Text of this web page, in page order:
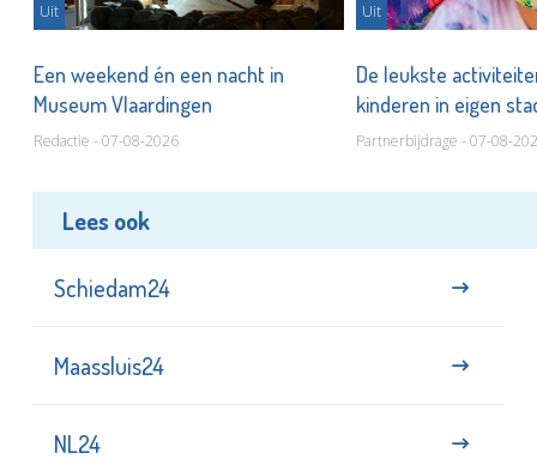
Uit
Een weekend én een nacht in
Museum Vlaardingen
Redactie - 07-08-2026
Uit
De leukste
kinderen in eigen
Partnerbijdrage - 07-08-
Lees ook
Schiedam24
Maassluis24
NL24